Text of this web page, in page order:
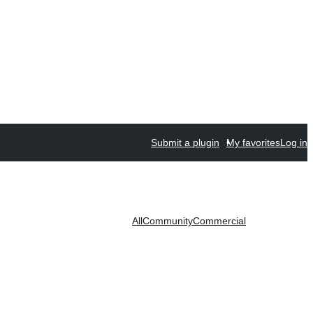
Submit a plugin My favoritesLog in
AllCommunityCommercial